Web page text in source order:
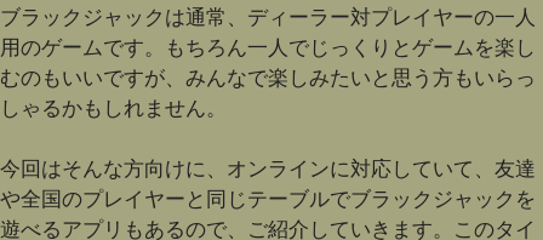
ブラックジャックは通常、ディーラー対プレイヤーの一人
用のゲームです。もちろん一人でじっくりとゲームを楽し
むのもいいですが、みんなで楽しみたいと思う方もいらっ
しゃるかもしれません。
今回はそんな方向けに、オンラインに対応していて、友達
や全国のプレイヤーと同じテーブルでブラックジャックを
遊べるアプリもあるので、ご紹介していきます。このタイ